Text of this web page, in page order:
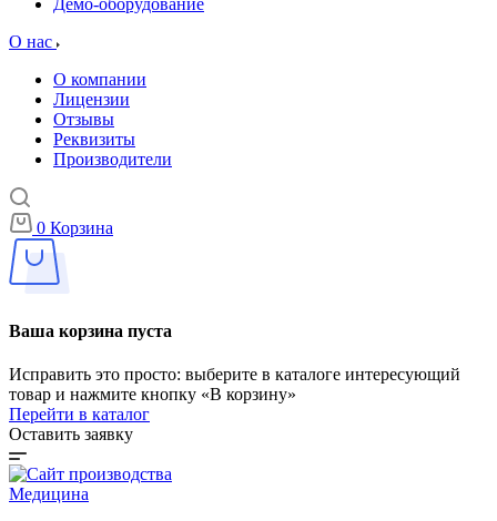
О нас
О компании
Лицензии
Отзывы
Реквизиты
Производители
0 Корзина
Ваша корзина пуста
Исправить это просто: выберите в каталоге интересующий
товар и нажмите кнопку «В корзину»
Перейти в каталог
Оставить заявку
Медицина